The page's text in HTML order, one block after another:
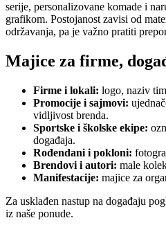
serije, personalizovane komade i
grafikom. Postojanost zavisi od
održavanja, pa je važno pratiti
Majice za firme,
Firme i lokali: logo, naziv
Promocije i sajmovi:
vidljivost brenda.
Sportske i školske ekipe:
događaja.
Rođendani i pokloni:
Brendovi i autori: male
Manifestacije: majice za
Za usklađen nastup na događaju
iz naše ponude.